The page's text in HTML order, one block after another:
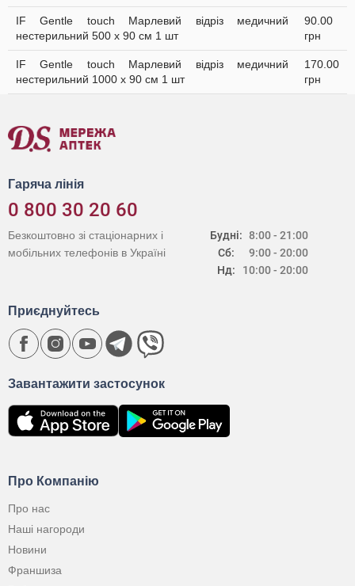
IF Gentle touch Марлевий відріз медичний
нестерильний 500 х 90 см 1 шт
90.00
грн
IF Gentle touch Марлевий відріз медичний
нестерильний 1000 х 90 см 1 шт
170.00
грн
Гаряча лінія
0 800 30 20 60
Будні:
Сб:
Нд:
8:00 - 21:00
9:00 - 20:00
10:00 - 20:00
Безкоштовно зі стаціонарних і
мобільних телефонів в Україні
Про Компанію
Про нас
Наші нагороди
Новини
Франшиза
Завантажити застосунок
Приєднуйтесь